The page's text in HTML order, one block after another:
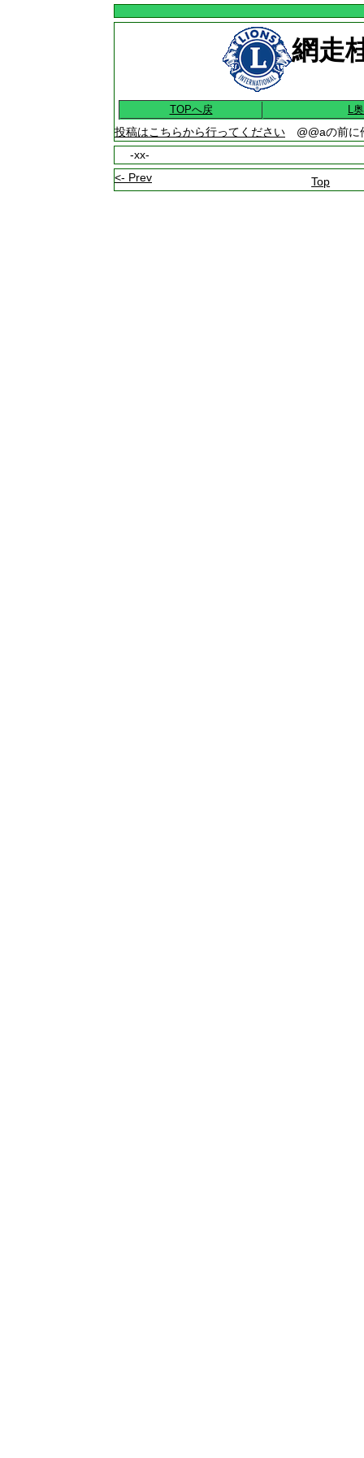
網走
TOPへ戻 L
投稿はこちらから行ってください @@aの前に
-xx-
<- Prev Top